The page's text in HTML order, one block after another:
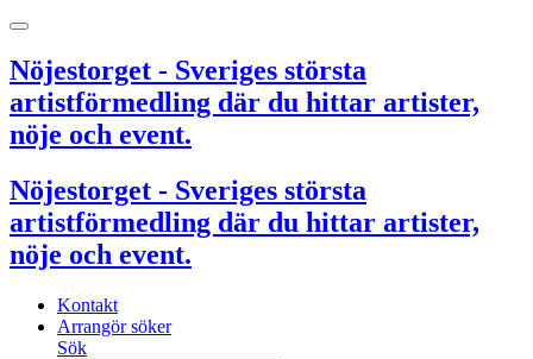
Nöjestorget - Sveriges största
artistförmedling där du hittar artister,
nöje och event.
Nöjestorget - Sveriges största
artistförmedling där du hittar artister,
nöje och event.
Kontakt
Arrangör söker
Sök